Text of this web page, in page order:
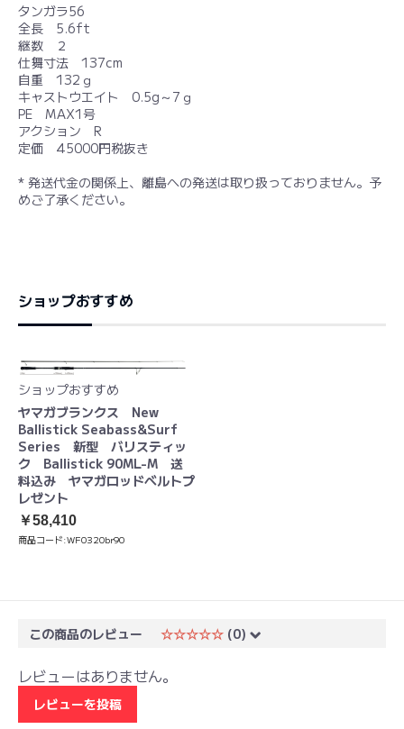
タンガラ56
全長 5.6ft
継数 ２
仕舞寸法 137cm
自重 132ｇ
キャストウエイト 0.5g～7ｇ
PE MAX1号
アクション R
定価 45000円税抜き
* 発送代金の関係上、離島への発送は取り扱っておりません。予
めご了承ください。
ショップおすすめ
ショップおすすめ
ヤマガブランクス New
Ballistick Seabass&Surf
Series 新型 バリスティッ
ク Ballistick 90ML-M 送
料込み ヤマガロッドベルトプ
レゼント
￥58,410
商品コード:WF0320br90
この商品のレビュー ☆☆☆☆☆ (0)
レビューはありません。
レビューを投稿